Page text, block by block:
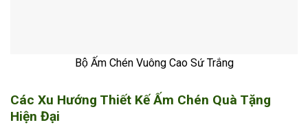
Bộ Ấm Chén Vuông Cao Sứ Trắng
Các Xu Hướng Thiết Kế Ấm Chén Quà Tặng
Hiện Đại